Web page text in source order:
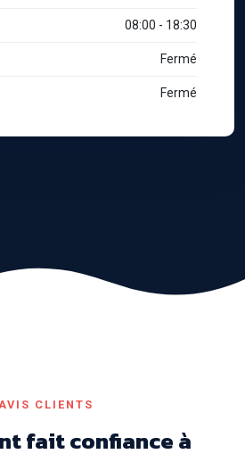
08:00 - 18:30
Fermé
Fermé
AVIS CLIENTS
fait confiance à